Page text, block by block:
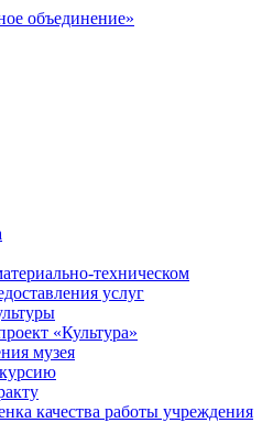
техническом
услуг
«Культура»
музея
качества работы учреждения